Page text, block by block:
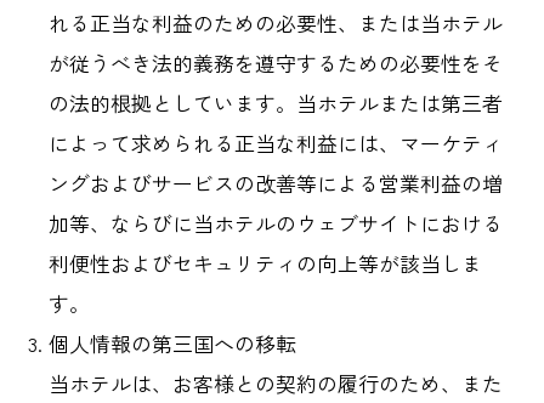
れる正当な利益のための必要性、または当ホテル
が従うべき法的義務を遵守するための必要性をそ
の法的根拠としています。当ホテルまたは第三者
によって求められる正当な利益には、マーケティ
ングおよびサービスの改善等による営業利益の増
加等、ならびに当ホテルのウェブサイトにおける
利便性およびセキュリティの向上等が該当しま
す。
個人情報の第三国への移転
当ホテルは、お客様との契約の履行のため、また